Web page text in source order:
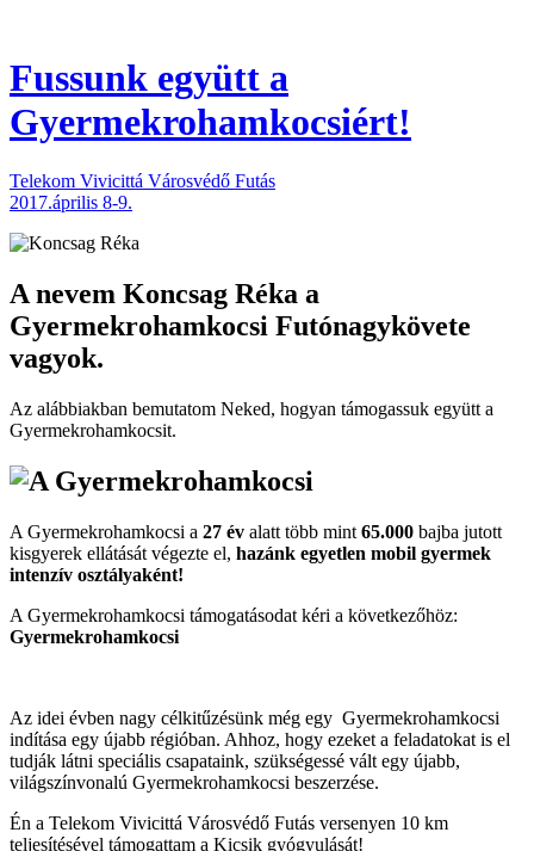
Fussunk együtt a
Gyermekrohamkocsiért!
Telekom Vivicittá Városvédő Futás
2017.április 8-9.
A nevem Koncsag Réka a
Gyermekrohamkocsi Futónagykövete
vagyok.
Az alábbiakban bemutatom Neked, hogyan támogassuk együtt a
Gyermekroham­kocsit.
A Gyermekrohamkocsi a 27 év alatt több mint 65.000 bajba jutott
kisgyerek ellátását végezte el, hazánk egyetlen mobil gyermek
intenzív osztályaként!
A Gyermekrohamkocsi támogatásodat kéri a következőhöz:
Gyermekrohamkocsi
Az idei évben nagy célkitűzésünk még egy Gyermekrohamkocsi
indítása egy újabb régióban. Ahhoz, hogy ezeket a feladatokat is el
tudják látni speciális csapataink, szükségessé vált egy újabb,
világszínvonalú Gyermekrohamkocsi beszerzése.
Én a Telekom Vivicittá Városvédő Futás versenyen 10 km
teljesítésével támogattam a Kicsik gyógyulását!